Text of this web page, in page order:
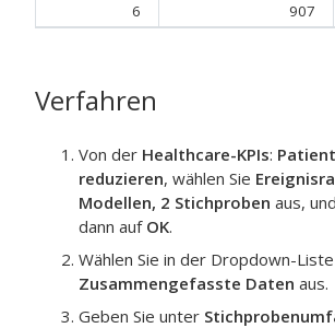
6
907
Verfahren
Von der Healthcare-KPIs:
reduzieren, wählen Sie
Modellen, 2 Stichproben aus,
dann auf OK.
Wählen Sie in der Dropdown-
Zusammengefasste Daten aus.
Geben Sie unter